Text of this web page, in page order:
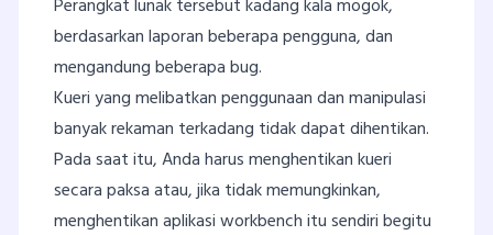
Perangkat lunak tersebut kadang kala mogok,
berdasarkan laporan beberapa pengguna, dan
mengandung beberapa bug.
Kueri yang melibatkan penggunaan dan manipulasi
banyak rekaman terkadang tidak dapat dihentikan.
Pada saat itu, Anda harus menghentikan kueri
secara paksa atau, jika tidak memungkinkan,
menghentikan aplikasi workbench itu sendiri begitu